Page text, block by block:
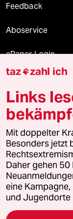
Feedback
Aboservice
ePaper Login
Downloads für
© 2026 taz
Alle Rechte
wenden Sie sich bitte an
Feedback
Leitlinie
taz zahl ich
Links
Mit doppelter
Besonders jetzt
Daher gehen 50
eine
und Jugendorte